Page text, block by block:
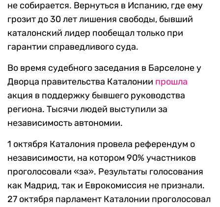
не собирается. Вернуться в Испанию, где ему
грозит до 30 лет лишения свободы, бывший
каталонский лидер пообещал только при
гарантии справедливого суда.
Во время судебного заседания в Барселоне у
Дворца правительства Каталонии прошла
акция в поддержку бывшего руководства
региона. Тысячи людей выступили за
независимость автономии.
1 октября Каталония провела референдум о
независимости, на котором 90% участников
проголосовали «за». Результаты голосования
как Мадрид, так и Еврокомиссия не признали.
27 октября парламент Каталонии проголосовал